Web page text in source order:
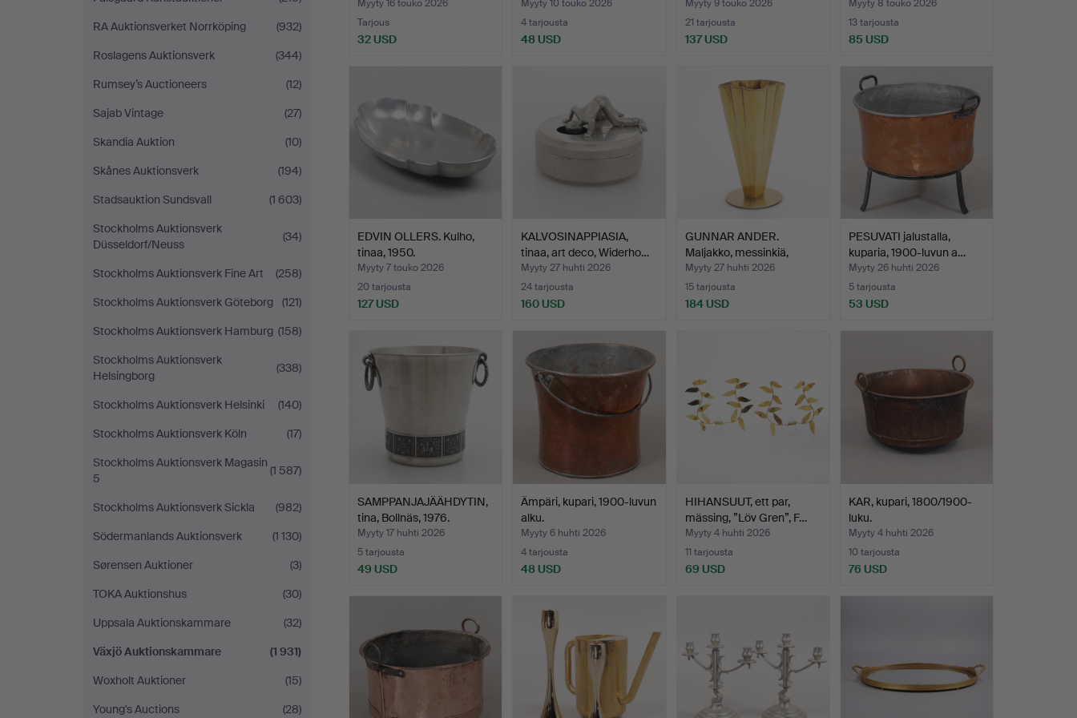
RA Auktionsverket Norrköping
(932)
Roslagens Auktionsverk
(344)
Rumsey’s Auctioneers
(12)
Sajab Vintage
(27)
Skandia Auktion
(10)
Skånes Auktionsverk
(194)
Stadsauktion Sundsvall
(1 603)
Stockholms Auktionsverk
Düsseldorf/Neuss
(34)
Stockholms Auktionsverk Fine Art
(258)
Stockholms Auktionsverk Göteborg
(121)
Stockholms Auktionsverk Hamburg (158)
Stockholms Auktionsverk
Helsingborg
(338)
Stockholms Auktionsverk Helsinki
(140)
Stockholms Auktionsverk Köln
(17)
Stockholms Auktionsverk Magasin
5
(1 587)
Stockholms Auktionsverk Sickla
(982)
Södermanlands Auktionsverk
(1 130)
Sørensen Auktioner
(3)
TOKA Auktionshus
(30)
Uppsala Auktionskammare
(32)
Växjö Auktionskammare
(1 931)
Woxholt Auktioner
(15)
Young's Auctions
(28)
Myyty 16 touko 2026
Tarjous
32 USD
messinkiä,…
Myyty 10 touko 2026
4 tarjousta
48 USD
Myyty 9 touko 2026
21 tarjousta
137 USD
Myyty 8 touko 2026
13 tarjousta
85 USD
EDVIN OLLERS. Kulho,
tinaa, 1950.
Myyty 7 touko 2026
20 tarjousta
127 USD
KALVOSINAPPIASIA,
tinaa, art deco, Widerho…
Myyty 27 huhti 2026
24 tarjousta
160 USD
GUNNAR ANDER.
Maljakko, messinkiä,
Ystad-M…
Myyty 27 huhti 2026
15 tarjousta
184 USD
PESUVATI jalustalla,
kuparia, 1900-luvun a…
Myyty 26 huhti 2026
5 tarjousta
53 USD
SAMPPANJAJÄÄHDYTIN,
tina, Bollnäs, 1976.
Myyty 17 huhti 2026
5 tarjousta
49 USD
Ämpäri, kupari, 1900-luvun
alku.
Myyty 6 huhti 2026
4 tarjousta
48 USD
HIHANSUUT, ett par,
mässing, ”Löv Gren”, F…
Myyty 4 huhti 2026
11 tarjousta
69 USD
KAR, kupari, 1800/1900-
luku.
Myyty 4 huhti 2026
10 tarjousta
76 USD